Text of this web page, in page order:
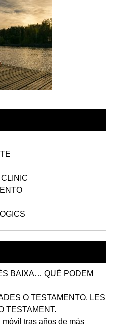
BAIXA… QUÈ PODEM
O TESTAMENTO. LES
TESTAMENT.
móvil tras años de más